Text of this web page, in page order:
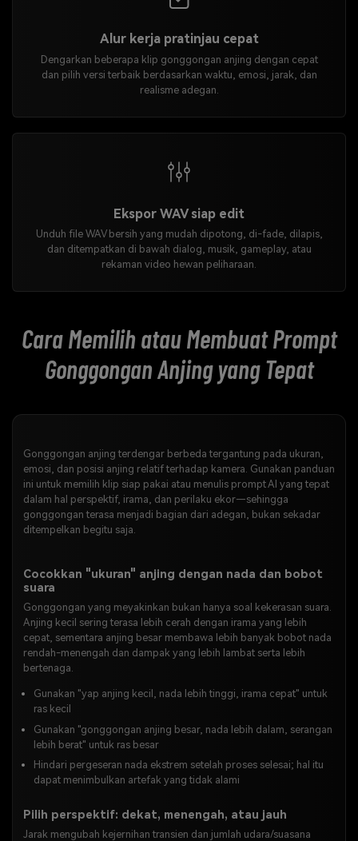
Alur kerja pratinjau cepat
Dengarkan beberapa klip gonggongan anjing dengan cepat
dan pilih versi terbaik berdasarkan waktu, emosi, jarak, dan
realisme adegan.
Ekspor WAV siap edit
Unduh file WAV bersih yang mudah dipotong, di-fade, dilapis,
dan ditempatkan di bawah dialog, musik, gameplay, atau
rekaman video hewan peliharaan.
Cara Memilih atau Membuat Prompt
Gonggongan Anjing yang Tepat
Gonggongan anjing terdengar berbeda tergantung pada ukuran,
emosi, dan posisi anjing relatif terhadap kamera. Gunakan panduan
ini untuk memilih klip siap pakai atau menulis prompt AI yang tepat
dalam hal perspektif, irama, dan perilaku ekor—sehingga
gonggongan terasa menjadi bagian dari adegan, bukan sekadar
ditempelkan begitu saja.
Cocokkan "ukuran" anjing dengan nada dan bobot
suara
Gonggongan yang meyakinkan bukan hanya soal kekerasan suara.
Anjing kecil sering terasa lebih cerah dengan irama yang lebih
cepat, sementara anjing besar membawa lebih banyak bobot nada
rendah-menengah dan dampak yang lebih lambat serta lebih
bertenaga.
Gunakan "yap anjing kecil, nada lebih tinggi, irama cepat" untuk
ras kecil
Gunakan "gonggongan anjing besar, nada lebih dalam, serangan
lebih berat" untuk ras besar
Hindari pergeseran nada ekstrem setelah proses selesai; hal itu
dapat menimbulkan artefak yang tidak alami
Pilih perspektif: dekat, menengah, atau jauh
Jarak mengubah kejernihan transien dan jumlah udara/suasana